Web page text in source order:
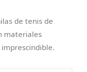
de tenis de
materiales